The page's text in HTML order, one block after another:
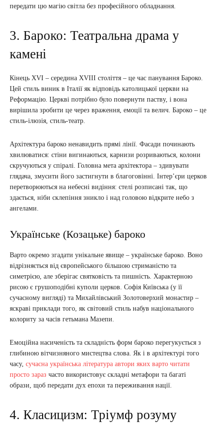
передати цю магію світла без професійного обладнання.
3. Бароко: Театральна драма у
камені
Кінець XVI – середина XVIII століття – це час панування Бароко.
Цей стиль виник в Італії як відповідь католицької церкви на
Реформацію. Церкві потрібно було повернути паству, і вона
вирішила зробити це через враження, емоції та велич. Бароко – це
стиль-ілюзія, стиль-театр.
Архітектура бароко ненавидить прямі лінії. Фасади починають
хвилюватися: стіни вигинаються, карнизи розриваються, колони
скручуються у спіралі. Головна мета архітектора – здивувати
глядача, змусити його застигнути в благоговінні. Інтер’єри церков
перетворюються на небесні видіння: стелі розписані так, що
здається, ніби склепіння зникло і над головою відкрите небо з
ангелами.
Українське (Козацьке) бароко
Варто окремо згадати унікальне явище – українське бароко. Воно
відрізняється від європейського більшою стриманістю та
симетрією, але зберігає святковість та пишність. Характерною
рисою є грушоподібні куполи церков. Софія Київська (у її
сучасному вигляді) та Михайлівський Золотоверхий монастир –
яскраві приклади того, як світовий стиль набув національного
колориту за часів гетьмана Мазепи.
Емоційна насиченість та складність форм бароко перегукується з
глибиною вітчизняного мистецтва слова. Як і в архітектурі того
часу, сучасна українська література автори яких варто читати
просто зараз часто використовує складні метафори та багаті
образи, щоб передати дух епохи та переживання нації.
4. Класицизм: Тріумф розуму